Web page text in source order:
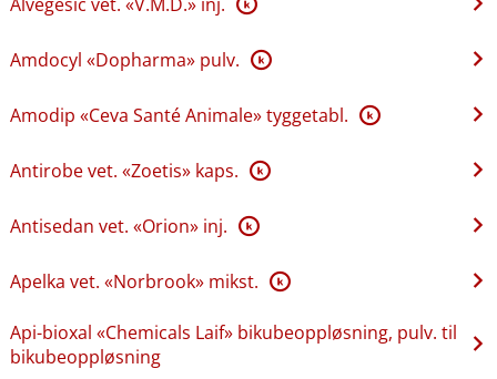
Amdocyl «Dopharma» pulv. K
Amodip «Ceva Santé Animale» tyggetabl. K
Antirobe vet. «Zoetis» kaps. K
Antisedan vet. «Orion» inj. K
Apelka vet. «Norbrook» mikst. K
Api-bioxal «Chemicals Laif» bikubeoppløsning, pulv. til
bikubeoppløsning